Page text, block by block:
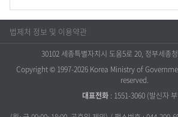
법제처 정보 및 이용약관
30102 세종특별자치시 도움5로 20, 정부세종
Copyright © 1997-2026 Korea Ministry of
reserved.
대표전화 : 1551-3060 (발신자